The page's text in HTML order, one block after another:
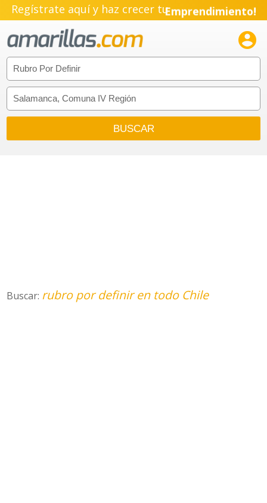
Regístrate aquí y haz crecer tuEmprendimiento!

Buscar: rubro por definir en todo Chile